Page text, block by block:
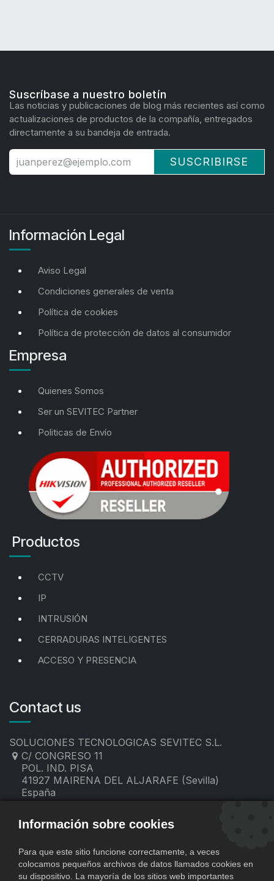
Suscríbase a nuestro boletín
Las noticias y publicaciones de blog más recientes así como
actualizaciones de productos de la compañía, entregados
directamente a su bandeja de entrada.
SUSCRIBIRSE
Información Legal
Aviso Legal
Condiciones generales de venta
Política de cookies
Política de protección de datos al consumidor
Empresa
Quienes Somos
Ser un SEVITEC Partner
Politicas de Envío
Productos
CCTV
IP
INTRUSIÓN
CERRADURAS INTELIGENTES
ACCESO Y PRESENCIA
Contact us
SOLUCIONES TECNOLOGICAS SEVITEC S.L.
C/ CONGRESO 11
POL. IND. PISA
41927 MAIRENA DEL ALJARAFE (Sevilla)
España
contacto@sevitec.es
Información sobre cookies
Para que este sitio funcione correctamente, a veces
colocamos pequeños archivos de datos llamados cookies en
su dispositivo. La mayoría de los sitios web importantes